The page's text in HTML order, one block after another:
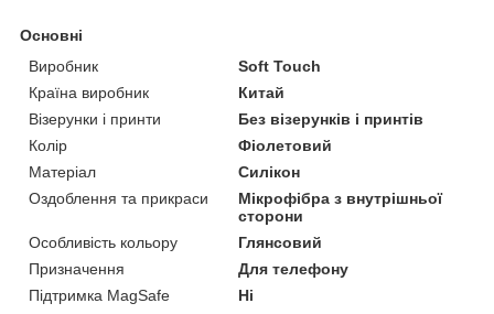
Основні
Виробник
Soft Touch
Країна виробник
Китай
Візерунки і принти
Без візерунків і принтів
Колір
Фіолетовий
Матеріал
Силікон
Оздоблення та прикраси
Мікрофібра з внутрішньої
сторони
Особливість кольору
Глянсовий
Призначення
Для телефону
Підтримка MagSafe
Ні